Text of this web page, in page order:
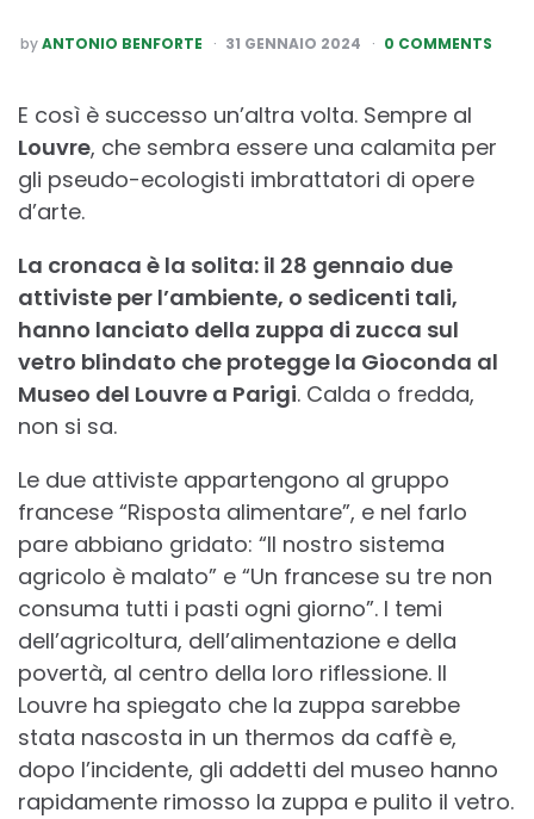
POSTED
BY
byANTONIO BENFORTE 31 GENNAIO 2024 0 COMMENTS
E così è successo un’altra volta. Sempre al
Louvre, che sembra essere una calamita per
gli pseudo-ecologisti imbrattatori di opere
d’arte.
La cronaca è la solita: il 28 gennaio due
attiviste per l’ambiente, o sedicenti tali,
hanno lanciato della zuppa di zucca sul
vetro blindato che protegge la Gioconda al
Museo del Louvre a Parigi. Calda o fredda,
non si sa.
Le due attiviste appartengono al gruppo
francese “Risposta alimentare”, e nel farlo
pare abbiano gridato: “Il nostro sistema
agricolo è malato” e “Un francese su tre non
consuma tutti i pasti ogni giorno”. I temi
dell’agricoltura, dell’alimentazione e della
povertà, al centro della loro riflessione. Il
Louvre ha spiegato che la zuppa sarebbe
stata nascosta in un thermos da caffè e,
dopo l’incidente, gli addetti del museo hanno
rapidamente rimosso la zuppa e pulito il vetro.